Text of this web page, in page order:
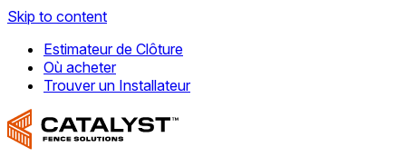
Skip to content
Estimateur de Clôture
Où acheter
Trouver un Installateur